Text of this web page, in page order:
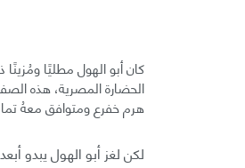
الحضارة المصرية، هذه
هرم خفرع ومتوافق معهُ
لكن لغز أبو الهول يبدو